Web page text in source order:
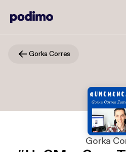
Gorka Corres
Gorka